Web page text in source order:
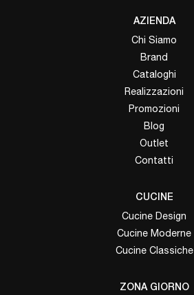
AZIENDA
Chi Siamo
Brand
Cataloghi
Realizzazioni
Promozioni
Blog
Outlet
Contatti
CUCINE
Cucine Design
Cucine Moderne
Cucine Classiche
ZONA GIORNO